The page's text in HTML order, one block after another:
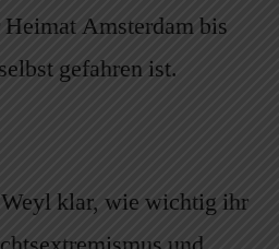
Amsterdam bis
gefahren ist.
klar, wie wichtig ihr